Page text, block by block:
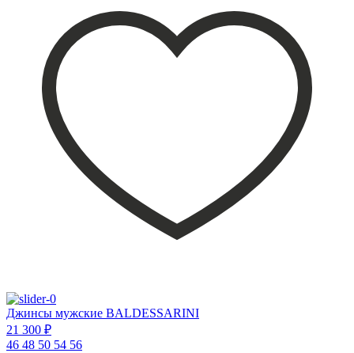
Джинсы мужские BALDESSARINI
21 300 ₽
46 48 50 54 56